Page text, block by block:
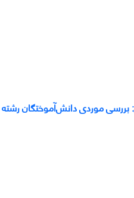
موردی دانش‌آموختگان